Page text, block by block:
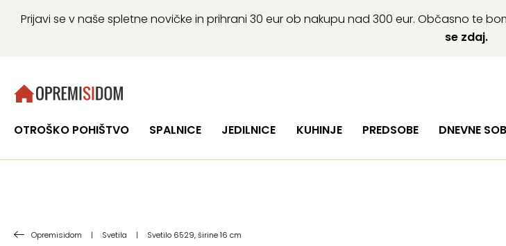
Prijavi se v naše spletne novičke in prihrani 30 eur ob nakupu nad 300 eur. Občasno te
se zdaj.
OTROŠKO POHIŠTVO SPALNICE JEDILNICE KUHINJE PREDSOBE DNEVNE
Opremisidom | Svetila | Svetilo 6529, širine 16 cm